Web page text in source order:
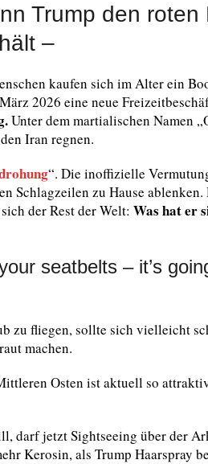
Trump den
–
kaufen sich im Alter ein
2026 eine neue
Unter dem martialischen Namen
Iran regnen.
“. Die inoffizielle
Schlagzeilen zu Hause
der Rest der Welt: Was hat er
seatbelts – it’s
zu fliegen, sollte sich vielleicht
machen.
Osten ist aktuell so
darf jetzt Sightseeing über der
Kerosin, als Trump Haarspray